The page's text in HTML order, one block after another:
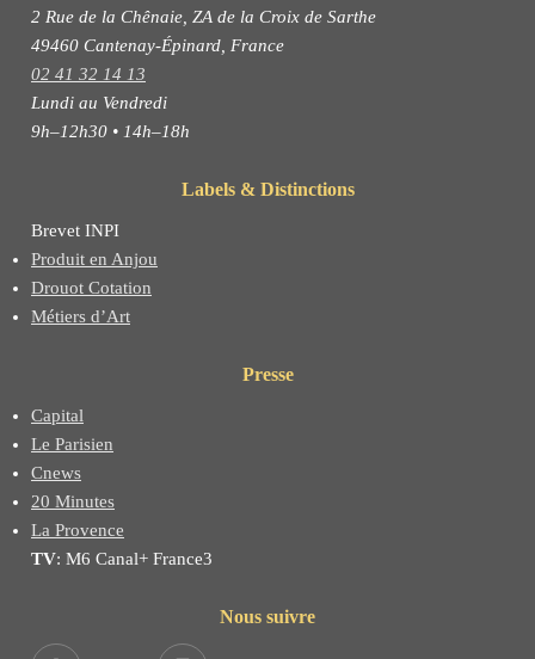
2 Rue de la Chênaie, ZA de la Croix de Sarthe
49460 Cantenay-Épinard, France
02 41 32 14 13
Lundi au Vendredi
9h–12h30 • 14h–18h
Labels & Distinctions
Brevet INPI
Produit en Anjou
Drouot Cotation
Métiers d’Art
Presse
Capital
Le Parisien
Cnews
20 Minutes
La Provence
TV: M6 Canal+ France3
Nous suivre